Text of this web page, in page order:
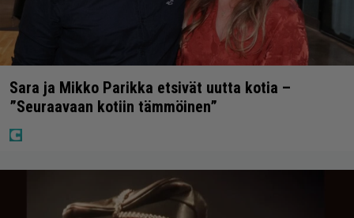
Sara ja Mikko Parikka etsivät uutta kotia –
”Seuraavaan kotiin tämmöinen”